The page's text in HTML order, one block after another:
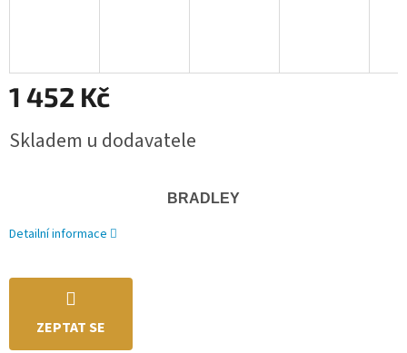
1 452 Kč
cena:
Skladem u dodavatele
BRADLEY
Detailní informace
ZEPTAT SE